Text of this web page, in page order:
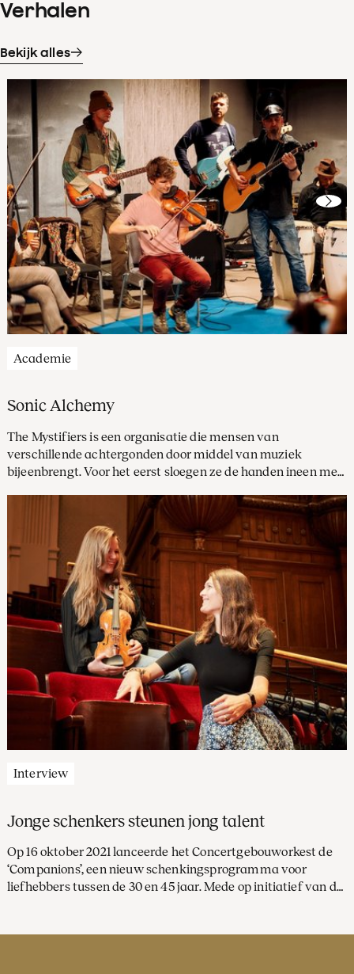
Verhalen
Bekijk alles
Academie
Sonic Alchemy
The Mystifiers is een organisatie die mensen van
verschillende achtergonden door middel van muziek
bijeenbrengt. Voor het eerst sloegen ze de handen ineen met
spannende samenwerking, afgesloten met een gezamenlijk
Interview
Jonge schenkers steunen jong talent
Op 16 oktober 2021 lanceerde het Concertgebouworkest de
‘Companions’, een nieuw schenkingsprogramma voor
liefhebbers tussen de 30 en 45 jaar. Mede op initiatief van de
Concertgebouworkest. Companion Victoria van Tets en jong